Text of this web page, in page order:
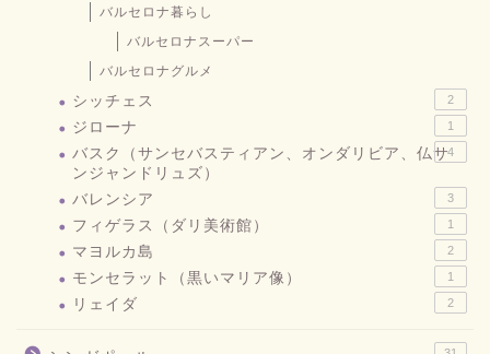
バルセロナ暮らし
バルセロナスーパー
バルセロナグルメ
シッチェス 2
ジローナ 1
バスク（サンセバスティアン、オンダリビア、仏サ
ンジャンドリュズ）
4
バレンシア 3
フィゲラス（ダリ美術館） 1
マヨルカ島 2
モンセラット（黒いマリア像） 1
リェイダ 2